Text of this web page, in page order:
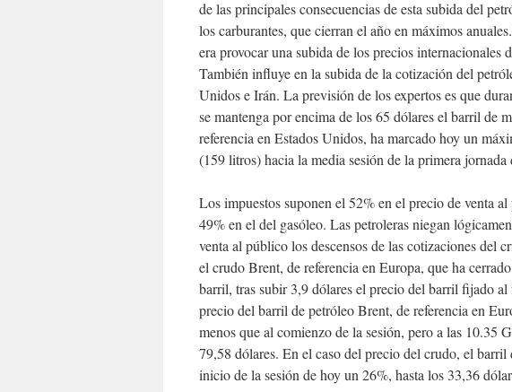
de las principales consecuencias de esta subida del
los carburantes, que cierran el año en máximos
era provocar una subida de los precios internacionales
También influye en la subida de la cotización del
Unidos e Irán. La previsión de los expertos es que
se mantenga por encima de los 65 dólares el barril de
referencia en Estados Unidos, ha marcado hoy un
(159 litros) hacia la media sesión de la primera jornada
Los impuestos suponen el 52% en el precio de venta
49% en el del gasóleo. Las petroleras niegan
venta al público los descensos de las cotizaciones del
el crudo Brent, de referencia en Europa, que ha
barril, tras subir 3,9 dólares el precio del barril fijado
precio del barril de petróleo Brent, de referencia en
menos que al comienzo de la sesión, pero a las 10.35
79,58 dólares. En el caso del precio del crudo, el
inicio de la sesión de hoy un 26%, hasta los 33,36